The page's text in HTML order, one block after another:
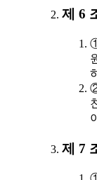
제 6
제 7